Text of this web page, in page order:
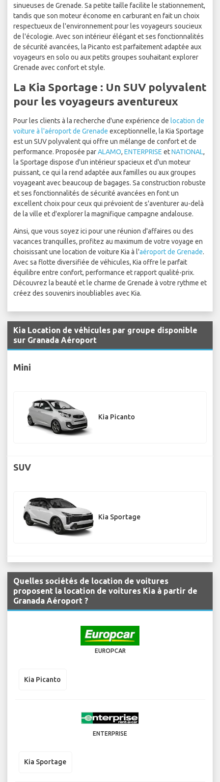
sinueuses de Grenade. Sa petite taille facilite le stationnement,
tandis que son moteur économe en carburant en fait un choix
respectueux de l'environnement pour les voyageurs soucieux
de l'écologie. Avec son intérieur élégant et ses fonctionnalités
de sécurité avancées, la Picanto est parfaitement adaptée aux
voyageurs en solo ou aux petits groupes souhaitant explorer
Grenade avec confort et style.
La Kia Sportage : Un SUV polyvalent
pour les voyageurs aventureux
Pour les clients à la recherche d'une expérience de location de
voiture à l'aéroport de Grenade exceptionnelle, la Kia Sportage
est un SUV polyvalent qui offre un mélange de confort et de
performance. Proposée parALAMO, ENTERPRISE etNATIONAL,
la Sportage dispose d'un intérieur spacieux et d'un moteur
puissant, ce qui la rend adaptée aux familles ou aux groupes
voyageant avec beaucoup de bagages. Sa construction robuste
et ses fonctionnalités de sécurité avancées en font un
excellent choix pour ceux qui prévoient de s'aventurer au-delà
de la ville et d'explorer la magnifique campagne andalouse.
Ainsi, que vous soyez ici pour une réunion d'affaires ou des
vacances tranquilles, profitez au maximum de votre voyage en
choisissant une location de voiture Kia à l'aéroport de Grenade.
Avec sa flotte diversifiée de véhicules, Kia offre le parfait
équilibre entre confort, performance et rapport qualité-prix.
Découvrez la beauté et le charme de Grenade à votre rythme et
créez des souvenirs inoubliables avec Kia.
Kia Location de véhicules par groupe disponible
sur Granada Aéroport
Mini
Kia Picanto
SUV
Kia Sportage
Quelles sociétés de location de voitures
proposent la location de voitures Kia à partir de
Granada Aéroport ?
EUROPCAR
Kia Picanto
ENTERPRISE
Kia Sportage